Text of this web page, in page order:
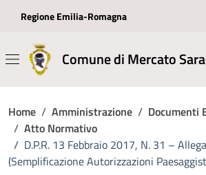
Regione Emilia-Romagna
Comune di Mercato
Home / Amministrazione / Documenti
/ Atto Normativo
/ D.P.R. 13 Febbraio 2017, N. 31 –
(semplificazione Autorizzazioni